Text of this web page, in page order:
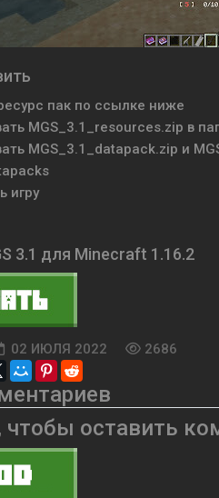
пак по ссылке ниже
MGS_3.1_resources.zip в
MGS_3.1_datapack.zip и
игру
3.1 для Minecraft 1.16.2
02 ИЮЛЯ 2022 2686
чтобы оставить